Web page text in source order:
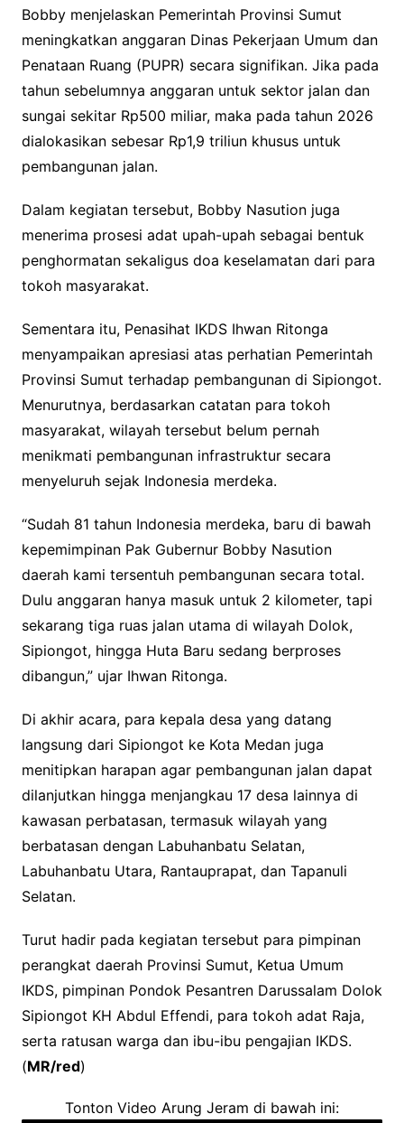
Bobby menjelaskan Pemerintah Provinsi Sumut
meningkatkan anggaran Dinas Pekerjaan Umum dan
Penataan Ruang (PUPR) secara signifikan. Jika pada
tahun sebelumnya anggaran untuk sektor jalan dan
sungai sekitar Rp500 miliar, maka pada tahun 2026
dialokasikan sebesar Rp1,9 triliun khusus untuk
pembangunan jalan.
Dalam kegiatan tersebut, Bobby Nasution juga
menerima prosesi adat upah-upah sebagai bentuk
penghormatan sekaligus doa keselamatan dari para
tokoh masyarakat.
Sementara itu, Penasihat IKDS Ihwan Ritonga
menyampaikan apresiasi atas perhatian Pemerintah
Provinsi Sumut terhadap pembangunan di Sipiongot.
Menurutnya, berdasarkan catatan para tokoh
masyarakat, wilayah tersebut belum pernah
menikmati pembangunan infrastruktur secara
menyeluruh sejak Indonesia merdeka.
“Sudah 81 tahun Indonesia merdeka, baru di bawah
kepemimpinan Pak Gubernur Bobby Nasution
daerah kami tersentuh pembangunan secara total.
Dulu anggaran hanya masuk untuk 2 kilometer, tapi
sekarang tiga ruas jalan utama di wilayah Dolok,
Sipiongot, hingga Huta Baru sedang berproses
dibangun,” ujar Ihwan Ritonga.
Di akhir acara, para kepala desa yang datang
langsung dari Sipiongot ke Kota Medan juga
menitipkan harapan agar pembangunan jalan dapat
dilanjutkan hingga menjangkau 17 desa lainnya di
kawasan perbatasan, termasuk wilayah yang
berbatasan dengan Labuhanbatu Selatan,
Labuhanbatu Utara, Rantauprapat, dan Tapanuli
Selatan.
Turut hadir pada kegiatan tersebut para pimpinan
perangkat daerah Provinsi Sumut, Ketua Umum
IKDS, pimpinan Pondok Pesantren Darussalam Dolok
Sipiongot KH Abdul Effendi, para tokoh adat Raja,
serta ratusan warga dan ibu-ibu pengajian IKDS.
(MR/red)
Tonton Video Arung Jeram di bawah ini: